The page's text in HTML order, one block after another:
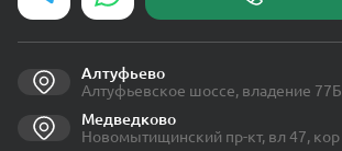
Алтуфьево
Алтуфьевское шоссе, владение 77Б
Медведково
Новомытищинский пр-кт, вл 47, кор